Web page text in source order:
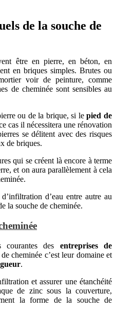
de la souche de
être en pierre, en béton, en
en briques simples. Brutes ou
voir de peinture, comme
de cheminée sont sensibles au
ou de la brique, si lepied de
cas il nécessitera une rénovation
se délitent avec des risques
de briques.
qui se créent là encore à terme
et on aura parallèlement à cela
d’eau entre autre au
la souche de cheminée.
courantes des entreprises de
cheminée c’est leur domaine et
.
et assurer une étanchéité
de zinc sous la couverture,
la forme de la souche de